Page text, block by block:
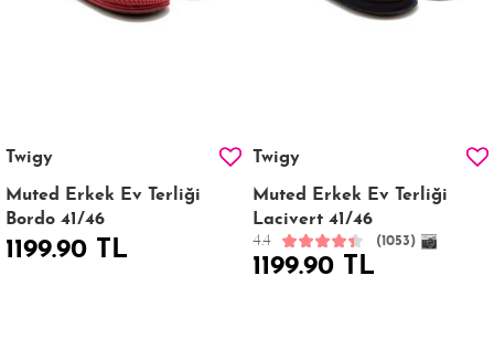
Twigy
Muted Erkek Ev Terliği
Bordo 41/46
1199.90 TL
Twigy
Muted Erkek Ev Terliği
Lacivert 41/46
4.4 (1053)
1199.90 TL